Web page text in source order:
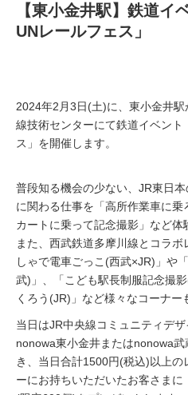
おしらせ
【東小金井駅】鉄道イ
UNレールフェス」
2024年2月3日(土)に、東小金井
線技術センターにて鉄道イベント
ス」を開催します。
普段知る機会の少ない、JR東日
に関わる仕事を「高所作業車に
カートに乗って記念撮影」など体
また、西武鉄道多摩川線とコラ
しゃで電車ごっこ(西武×JR)」や
武)」、「こども駅長制服記念撮
くろう(JR)」など様々なコーナー
当日はJR中央線コミュニティデザ
nonowa東小金井またはnonowa
き、当日合計1500円(税込)以上
ーにお持ちいただいたお客さまに